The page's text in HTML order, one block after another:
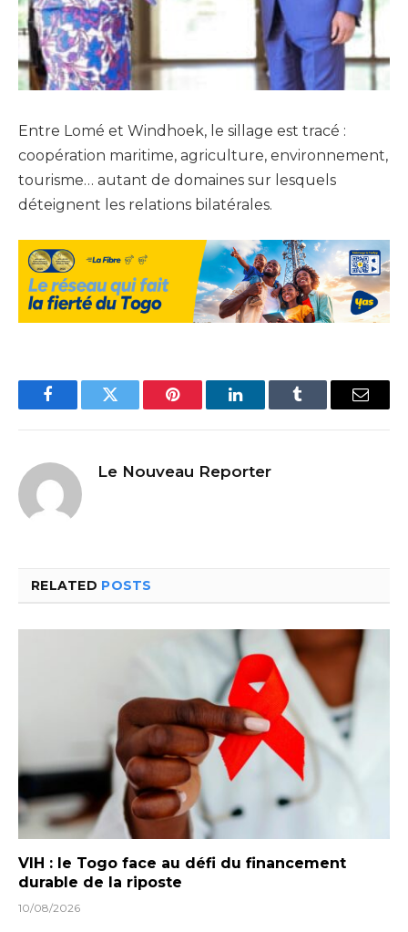
Entre Lomé et Windhoek, le sillage est tracé :
coopération maritime, agriculture, environnement,
tourisme… autant de domaines sur lesquels
déteignent les relations bilatérales.
FacebookTwitter Pinterest LinkedInTumblr Email
Le Nouveau Reporter
RELATED POSTS
VIH : le Togo face au défi du financement
durable de la riposte
10/08/2026